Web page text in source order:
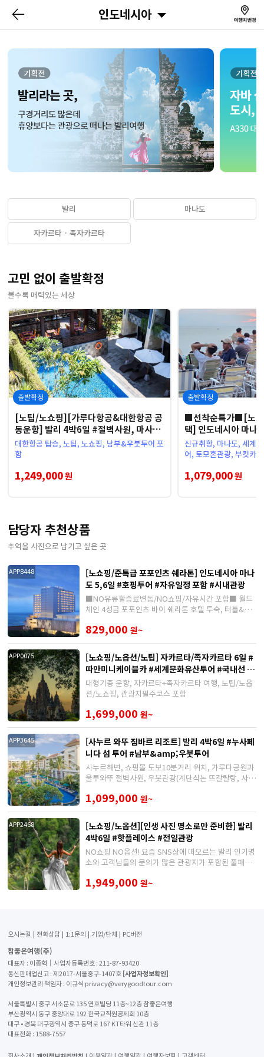
인도네시아
발리 마나도
자카르타 · 족자카르타
고민 없이 출발확정
볼수록 매력있는 세상
출발확정
[노팁/노쇼핑][가루다항공&대한항공 공
동운항] 발리 4박6일 #절벽사원, 마사지
1회,우붓관광
대한항공 탑승, 노팁, 노쇼핑, 남부&우붓투어 포
함
1,249,000원
출발확정
■선착순특가■[노
택] 인도네시아 마나
전신 마사지 포함 #
신규취항, 마나도, 세계3
어, 토모혼관광, 부킷카
1,079,000원
담당자 추천상품
추억을 사진으로 남기고 싶은 곳
APP8448
[노쇼핑/준특급 포포인츠 쉐라톤] 인도네시아 마나
도 5,6일 #호핑투어 #자유일정 포함 #시내관광
■NO유류할증료변동/NO쇼핑/자유시간 포함■ 월드
체인 4성급 포포인츠 바이 쉐라톤 호텔 투숙, 터틀&코
829,000 원~
APP0075
[노쇼핑/노옵션/노팁] 자카르타/족자카르타 6일 #
따만미니케이블카 #세계문화유산투어 #국내선 이
동포함
대형기종 운항, 자카르타+족자카르타 여행, 노팁/노옵
션/노쇼핑, 관광지필수코스 포함
1,699,000 원~
APP3645
[사누르 와뚜 짐바르 리조트] 발리 4박6일 #누사페
니다 섬 투어 #남부&amp;우붓투어
사누르해변, 쇼핑몰 도보10분거리 위치, 가루다공원과
울루와뚜 절벽사원, 우붓관광(계단식논 뜨갈랄랑, 사라
1,099,000 원~
APP2468
[노쇼핑/노옵션][인생 사진 명소로만 준비한] 발리
4박6일 #핫플레이스 #전일관광
NO쇼핑 NO옵션! 요즘 SNS상에 떠오르는 발리 인기명
소와 고객님들의 문의가 많은 관광지가 포함된 풀패키
1,949,000 원~
오시는길 전화상담 1:1문의 기업/단체 PC버전
참좋은여행(주)
대표자 : 이종혁│사업자등록번호 : 211-87-93420
통신판매업신고 : 제2017-서울중구-1407호 [사업자정보확인]
개인정보관리 책임자 : 이규식 privacy@verygoodtour.com
서울특별시 중구 서소문로 135 연호빌딩 11층~12층 참좋은여행
부산광역시 동구 중앙대로 192 한국교직원공제회 10층
대구 • 경북 대구광역시 중구 동덕로 167 KT타워 신관 11층
대표전화 : 1588-7557